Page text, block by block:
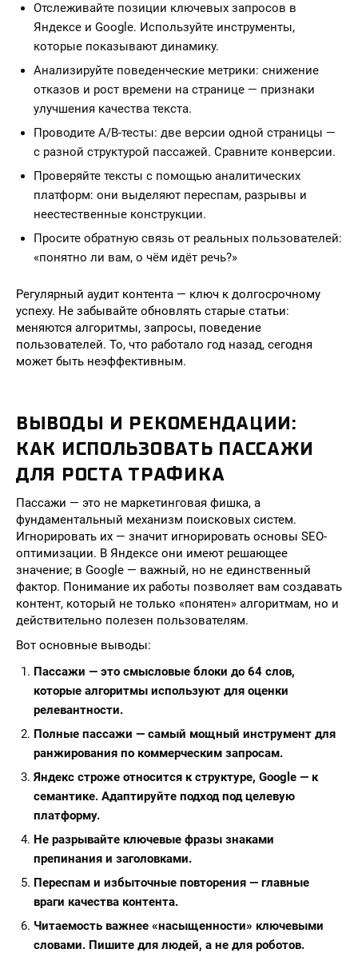
Отслеживайте позиции ключевых запросов в
Яндексе и Google. Используйте инструменты,
которые показывают динамику.
Анализируйте поведенческие метрики: снижение
отказов и рост времени на странице — признаки
улучшения качества текста.
Проводите A/B-тесты: две версии одной страницы —
с разной структурой пассажей. Сравните конверсии.
Проверяйте тексты с помощью аналитических
платформ: они выделяют переспам, разрывы и
неестественные конструкции.
Просите обратную связь от реальных пользователей:
«понятно ли вам, о чём идёт речь?»
Регулярный аудит контента — ключ к долгосрочному
успеху. Не забывайте обновлять старые статьи:
меняются алгоритмы, запросы, поведение
пользователей. То, что работало год назад, сегодня
может быть неэффективным.
ВЫВОДЫ И РЕКОМЕНДАЦИИ:
КАК ИСПОЛЬЗОВАТЬ ПАССАЖИ
ДЛЯ РОСТА ТРАФИКА
Пассажи — это не маркетинговая фишка, а
фундаментальный механизм поисковых систем.
Игнорировать их — значит игнорировать основы SEO-
оптимизации. В Яндексе они имеют решающее
значение; в Google — важный, но не единственный
фактор. Понимание их работы позволяет вам создавать
контент, который не только «понятен» алгоритмам, но и
действительно полезен пользователям.
Вот основные выводы:
Пассажи — это смысловые блоки до 64 слов,
которые алгоритмы используют для оценки
релевантности.
Полные пассажи — самый мощный инструмент для
ранжирования по коммерческим запросам.
Яндекс строже относится к структуре, Google — к
семантике. Адаптируйте подход под целевую
платформу.
Не разрывайте ключевые фразы знаками
препинания и заголовками.
Переспам и избыточные повторения — главные
враги качества контента.
Читаемость важнее «насыщенности» ключевыми
словами. Пишите для людей, а не для роботов.